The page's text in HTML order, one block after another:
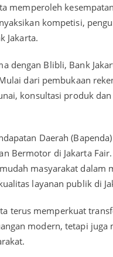
memperoleh
kompetisi,
Jakarta.
dengan Blibli, Bank
dari pembukaan
konsultasi produk
Daerah (Bapenda)
Bermotor di Jakarta
masyarakat dalam
layanan publik di
terus memperkuat
modern, tetapi juga